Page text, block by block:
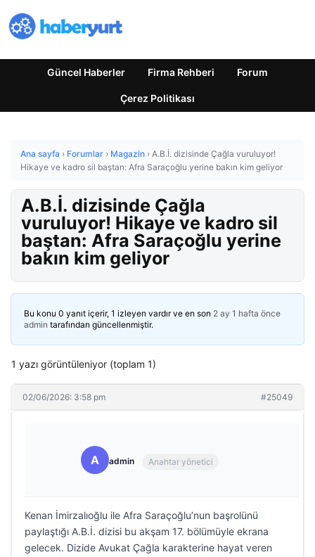
Güncel Haberler Firma Rehberi Forum
Çerez Politikası
Ana sayfa › Forumlar › Magazin › A.B.İ. dizisinde Çağla vuruluyor!
Hikaye ve kadro sil baştan: Afra Saraçoğlu yerine bakın kim geliyor
A.B.İ. dizisinde Çağla
vuruluyor! Hikaye ve kadro sil
baştan: Afra Saraçoğlu yerine
bakın kim geliyor
Bu konu 0 yanıt içerir, 1 izleyen vardır ve en son 2 ay 1 hafta önce
admin tarafından güncellenmiştir.
1 yazı görüntüleniyor (toplam 1)
02/06/2026: 3:58 pm #25049
A admin Anahtar yönetici
Kenan İmirzalıoğlu ile Afra Saraçoğlu’nun başrolünü
paylaştığı A.B.İ. dizisi bu akşam 17. bölümüyle ekrana
gelecek. Dizide Avukat Çağla karakterine hayat veren